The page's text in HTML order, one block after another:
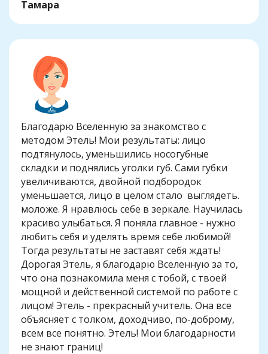
Тамара
Благодарю Вселенную за знакомство с
методом Этель! Мои результаты: лицо
подтянулось, уменьшились носогубные
складки и поднялись уголки губ. Сами губки
увеличиваются, двойной подбородок
уменьшается, лицо в целом стало выглядеть.
моложе. Я нравлюсь себе в зеркале. Научилась
красиво улыбаться. Я поняла главное - нужно
любить себя и уделять время себе любимой!
Тогда результаты не заставят себя ждать!
Дорогая Этель, я благодарю Вселенную за то,
что она познакомила меня с тобой, с твоей
мощной и действенной системой по работе с
лицом! Этель - прекрасный учитель. Она все
объясняет с толком, доходчиво, по-доброму,
всем все понятно. Этель! Мои благодарности
не знают границ!